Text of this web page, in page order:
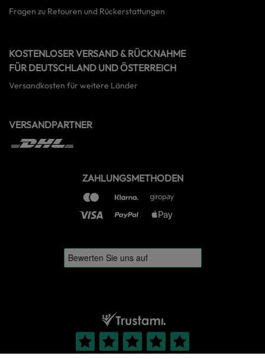
Fragen zu Retouren und Rückerstattungen
KOSTENLOSER VERSAND & RÜCKNAHME
FÜR DEUTSCHLAND UND ÖSTERREICH
Versandkosten für weitere Länder
VERSANDPARTNER
ZAHLUNGSMETHODEN